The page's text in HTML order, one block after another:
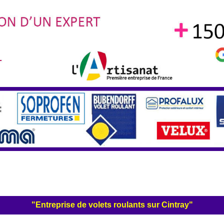
"Entreprise de volets roulants sur Cintray"